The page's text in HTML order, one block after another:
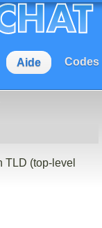
Aide Codes
TLD (top-level